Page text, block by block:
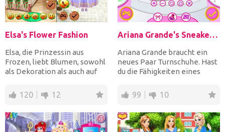
Elsa's Flower Fashion
Elsa, die Prinzessin aus
Frozen, liebt Blumen, sowohl
als Dekoration als auch auf
120 12
Ariana Grande's Sneaker Designer
Ariana Grande braucht ein
neues Paar Turnschuhe. Hast
du die Fähigkeiten eines
99 10